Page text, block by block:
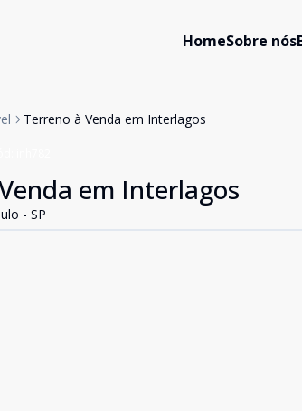
HomeSobre nós
Terreno à Venda em Interlagos
em Interlagos
- SP